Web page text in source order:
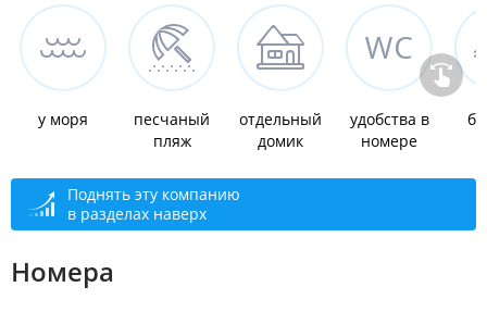
у моря
песчаный
пляж
отдельный
домик
удобства в
номере
Поднять эту компанию
в разделах наверх
Номера